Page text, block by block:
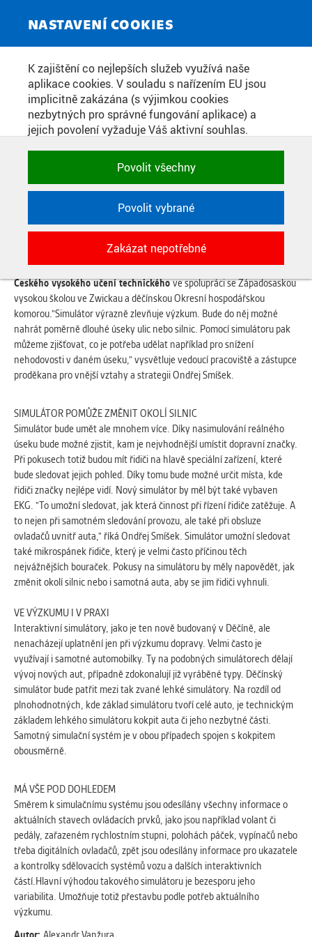
NASTAVENÍ COOKIES
K zajištění co nejlepších služeb využívá naše
aplikace cookies. V souladu s nařízením EU jsou
implicitně zakázána (s výjimkou cookies
nezbytných pro správné fungování aplikace) a
jejich povolení vyžaduje Váš aktivní souhlas.
zakázat, případně vybrat a povolit cookies podle
kategorie. Svoje rozhodnutí můžete samozřejmě
kdykoli změnit.
POTŘEBNÉ
Technické cookies využívané aplikacemi
ČVUT pro uchování jejich nastavení,
vlastností a identifikátorů relace. Jsou
nezbytné pro správné fungování a jsou
vždy aktivní.
ANALYTICKÉ
Slouží pro získávání anonymizovaných
vylepšovat naše aplikace. Zpravidla jde o
cookies systémů třetích stran, které k
těmto účelům využíváme.
MARKETINGOVÉ
Využívané za účelem zobrazení
správných nabídek a cílení obsahu podle
Vašich preferencí. Zpravidla jde o
cookies systémů třetích stran, které nám
s analýzou uživatelského chování
pomáhají.
OSTATNÍ
Cookies, které aplikace nedokáže zařadit.
Naším cílem je, aby tato kategorie
zůstala prázdná a všechny cookies byly
přiřazeny do některé z kategorií
uvedených výše.
Povolit všechny
Povolit vybrané
Zakázat nepotřebné
ZPRAVODAJSKÝ SERVIS
NOVÝ SIMULÁTOR POMŮŽE
SNÍŽIT NEHODOVOST I BOJOVAT
S ÚNAVOU
27. 3. 2017
Nejen pro výuku, ale především pro výzkum, bude sloužit nový auto
simulátor v Děčíně. Umožní nasimulovat reálné situace v reálném
prostředí. Bude tak možné například zjistit, jak řidiče unavuje jízda
"Nový simulátor vzniká na děčínském pracovišti dopravní fakulty
Českého vysokého učení technickéhove spolupráci se Západosaskou
vysokou školou ve Zwickau a děčínskou Okresní hospodářskou
komorou."Simulátor výrazně zlevňuje výzkum. Bude do něj možné
nahrát poměrně dlouhé úseky ulic nebo silnic. Pomocí simulátoru pak
můžeme zjišťovat, co je potřeba udělat například pro snížení
nehodovosti v daném úseku," vysvětluje vedoucí pracoviště a zástupce
proděkana pro vnější vztahy a strategii Ondřej Smíšek.
SIMULÁTOR POMŮŽE ZMĚNIT OKOLÍ SILNIC
Simulátor bude umět ale mnohem více. Díky nasimulování reálného
úseku bude možné zjistit, kam je nejvhodnější umístit dopravní značky.
Při pokusech totiž budou mít řidiči na hlavě speciální zařízení, které
bude sledovat jejich pohled. Díky tomu bude možné určit místa, kde
řidiči značky nejlépe vidí. Nový simulátor by měl být také vybaven
EKG. "To umožní sledovat, jak která činnost při řízení řidiče zatěžuje. A
to nejen při samotném sledování provozu, ale také při obsluze
ovladačů uvnitř auta," říká Ondřej Smíšek. Simulátor umožní sledovat
také mikrospánek řidiče, který je velmi často příčinou těch
nejvážnějších bouraček. Pokusy na simulátoru by měly napovědět, jak
změnit okolí silnic nebo i samotná auta, aby se jim řidiči vyhnuli.
VE VÝZKUMU I V PRAXI
Interaktivní simulátory, jako je ten nově budovaný v Děčíně, ale
nenacházejí uplatnění jen při výzkumu dopravy. Velmi často je
využívají i samotné automobilky. Ty na podobných simulátorech dělají
vývoj nových aut, případně zdokonalují již vyráběné typy. Děčínský
simulátor bude patřit mezi tak zvané lehké simulátory. Na rozdíl od
plnohodnotných, kde základ simulátoru tvoří celé auto, je technickým
základem lehkého simulátoru kokpit auta či jeho nezbytné části.
Samotný simulační systém je v obou případech spojen s kokpitem
obousměrně.
MÁ VŠE POD DOHLEDEM
Směrem k simulačnímu systému jsou odesílány všechny informace o
aktuálních stavech ovládacích prvků, jako jsou například volant či
pedály, zařazeném rychlostním stupni, polohách páček, vypínačů nebo
třeba digitálních ovladačů, zpět jsou odesílány informace pro ukazatele
a kontrolky sdělovacích systémů vozu a dalších interaktivních
částí.Hlavní výhodou takového simulátoru je bezesporu jeho
variabilita. Umožňuje totiž přestavbu podle potřeb aktuálního
výzkumu.